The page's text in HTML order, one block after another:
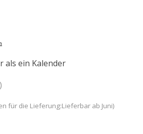
als ein Kalender
Produkts ist
für die Lieferung:Lieferbar ab Juni)